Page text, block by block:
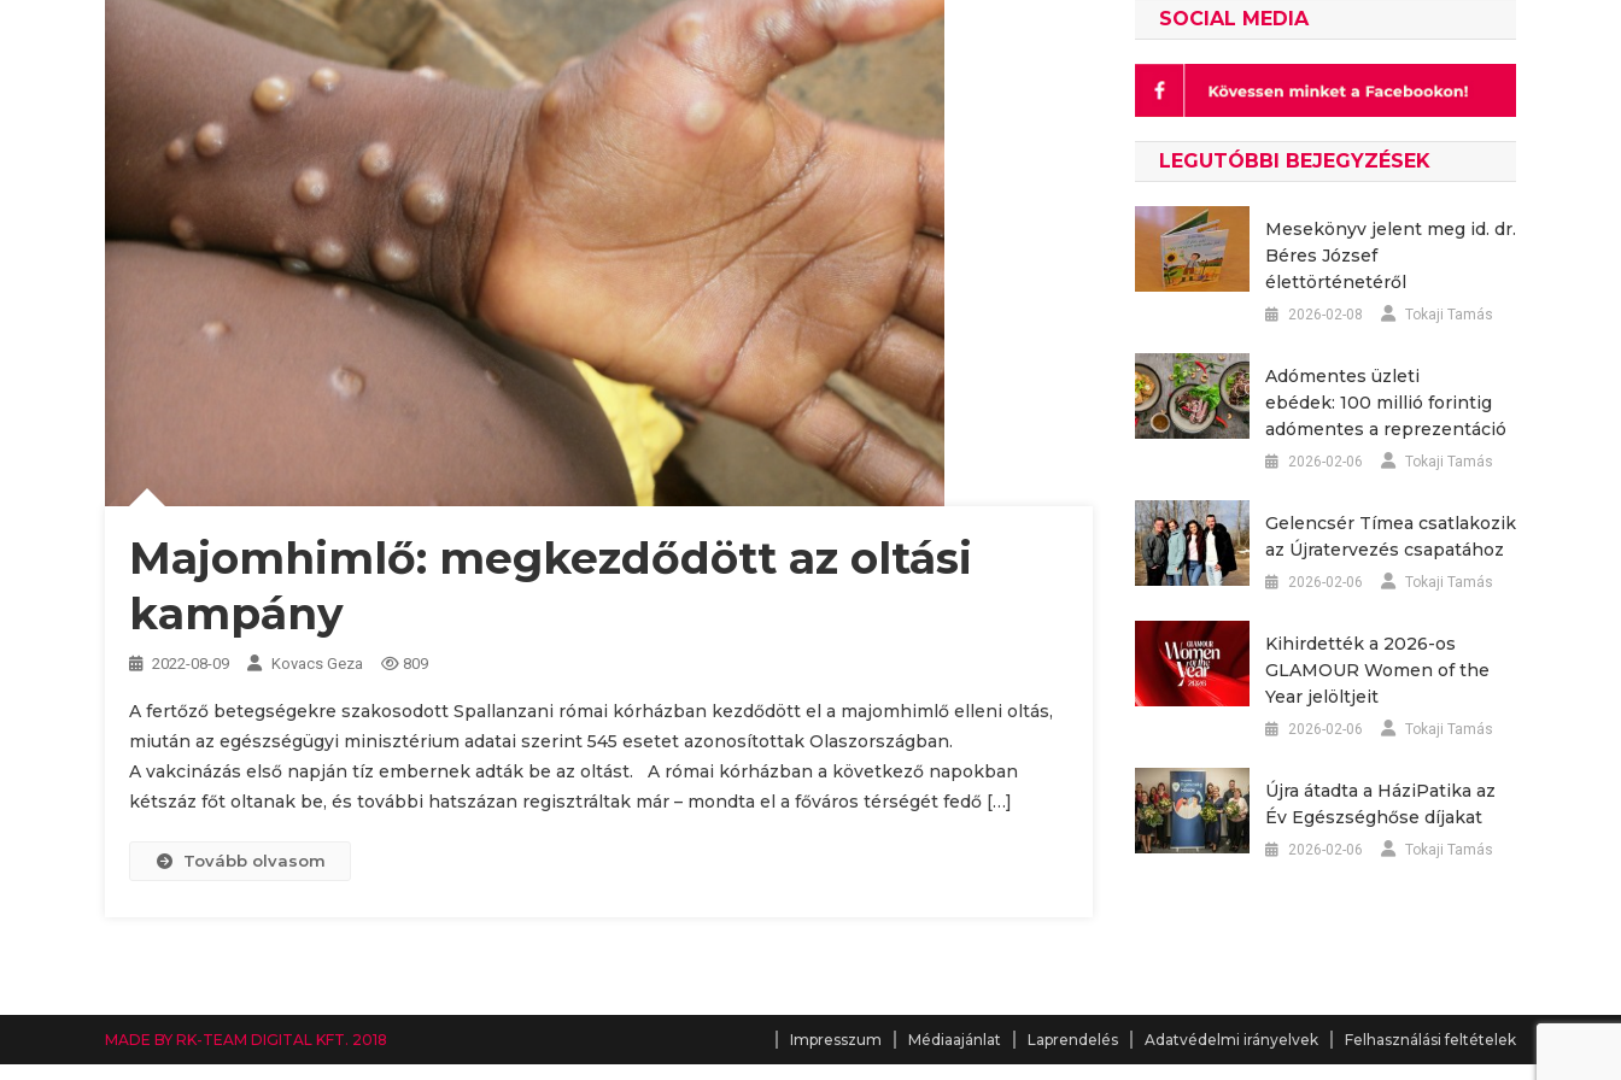
Majomhimlő: megkezdődött az oltási
kampány
2022-08-09 Kovacs Geza 809
A fertőző betegségekre szakosodott Spallanzani római kórházban kezdődött el a majomhimlő elleni oltás,
miután az egészségügyi minisztérium adatai szerint 545 esetet azonosítottak Olaszországban.
A vakcinázás első napján tíz embernek adták be az oltást. A római kórházban a következő napokban
kétszáz főt oltanak be, és további hatszázan regisztráltak már – mondta el a főváros térségét fedő […]
Tovább olvasom
SOCIAL MEDIA
LEGUTÓBBI BEJEGYZÉSEK
Mesekönyv jelent meg id. dr.
Béres József
élettörténetéről
2026-02-08 Tokaji Tamás
Adómentes üzleti
ebédek: 100 millió forintig
adómentes a reprezentáció
2026-02-06 Tokaji Tamás
Gelencsér Tímea csatlakozik
az Újratervezés csapatához
2026-02-06 Tokaji Tamás
Kihirdették a 2026-os
GLAMOUR Women of the
Year jelöltjeit
2026-02-06 Tokaji Tamás
Újra átadta a HáziPatika az
Év Egészséghőse díjakat
2026-02-06 Tokaji Tamás
MADE BY RK-TEAM DIGITAL KFT. 2018 Impresszum Médiaajánlat Laprendelés Adatvédelmi irányelvek Felhasználási feltételek